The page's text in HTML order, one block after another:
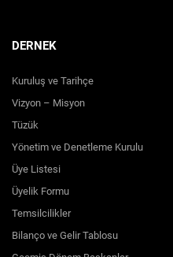
DERNEK
Kuruluş ve Tarihçe
Vizyon – Misyon
Tüzük
Yönetim ve Denetleme Kurulu
Üye Listesi
Üyelik Formu
Temsilcilikler
Bilanço ve Gelir Tablosu